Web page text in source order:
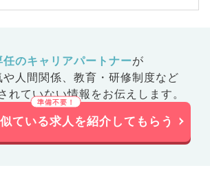
任のキャリアパートナーが
人間関係、 教育・研修制度など
れていない情報をお伝えします。
ている求人を紹介してもらう